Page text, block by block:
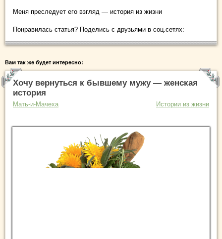
Меня преследует его взгляд — история из жизни
Понравилась статья? Поделись с друзьями в соц.сетях:
Вам так же будет интересно:
Хочу вернуться к бывшему мужу — женская
история
Мать-и-Мачеха Истории из жизни